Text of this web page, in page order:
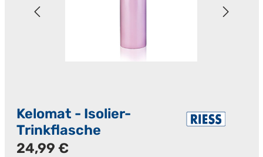
Kelomat - Isolier-
Trinkflasche
Regulärer Preis:
24,99 €